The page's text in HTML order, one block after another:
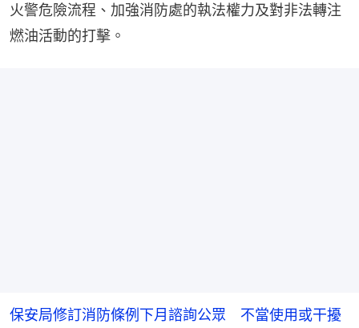
火警危險流程、加強消防處的執法權力及對非法轉注
燃油活動的打擊。
保安局修訂消防條例下月諮詢公眾 不當使用或干擾